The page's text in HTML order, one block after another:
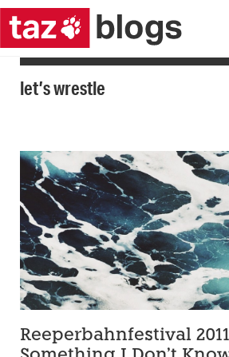
let’s wrestle
Reeperbahnfestival